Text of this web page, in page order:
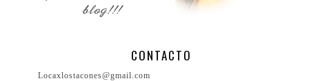
CONTACTO
Locaxlostacones@gmail.com